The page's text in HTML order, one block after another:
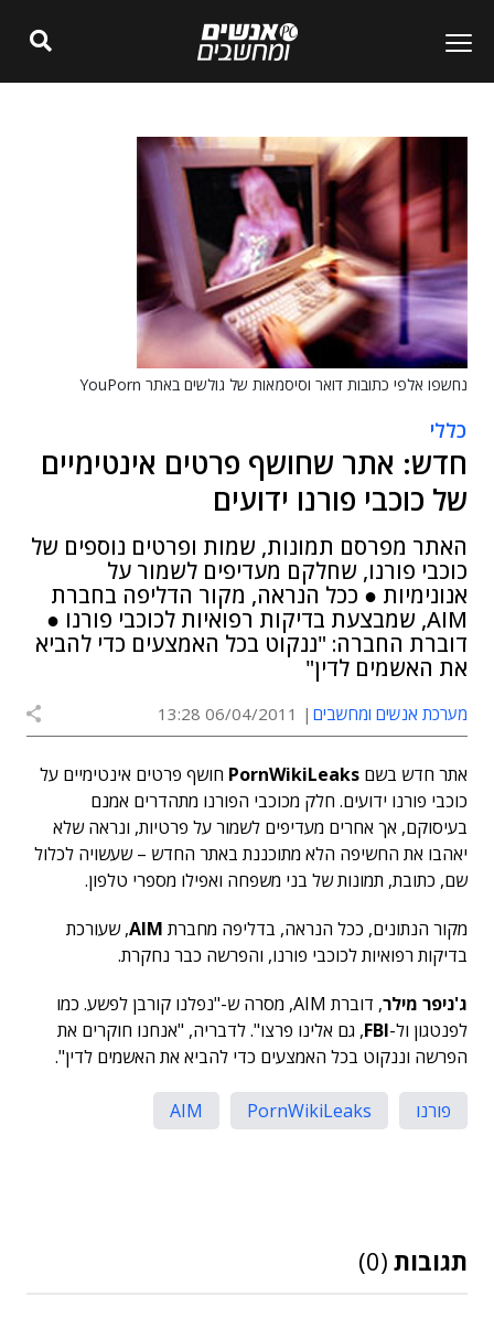
נחשפו אלפי כתובות דואר וסיסמאות של גולשים באתר YouPorn
כללי
חדש: אתר שחושף פרטים אינטימיים
של כוכבי פורנו ידועים
האתר מפרסם תמונות, שמות ופרטים נוספים של
כוכבי פורנו, שחלקם מעדיפים לשמור על
אנונימיות ● ככל הנראה, מקור הדליפה בחברת
AIM, שמבצעת בדיקות רפואיות לכוכבי פורנו ●
דוברת החברה: "ננקוט בכל האמצעים כדי להביא
את האשמים לדין"
מערכת אנשים ומחשבים 06/04/2011 13:28
אתר חדש בשם PornWikiLeaks חושף פרטים אינטימיים על
כוכבי פורנו ידועים. חלק מכוכבי הפורנו מתהדרים אמנם
בעיסוקם, אך אחרים מעדיפים לשמור על פרטיות, ונראה שלא
יאהבו את החשיפה הלא מתוכננת באתר החדש – שעשויה לכלול
שם, כתובת, תמונות של בני משפחה ואפילו מספרי טלפון.
מקור הנתונים, ככל הנראה, בדליפה מחברת AIM, שעורכת
בדיקות רפואיות לכוכבי פורנו, והפרשה כבר נחקרת.
ג'ניפר מילר
, דוברת AIM, מסרה ש-"נפלנו קורבן לפשע. כמו
לפנטגון ול-FBI, גם אלינו פרצו". לדבריה, "אנחנו חוקרים את
הפרשה וננקוט בכל האמצעים כדי להביא את האשמים לדין".
פורנו PornWikiLeaks
AIM
תגובות (0)